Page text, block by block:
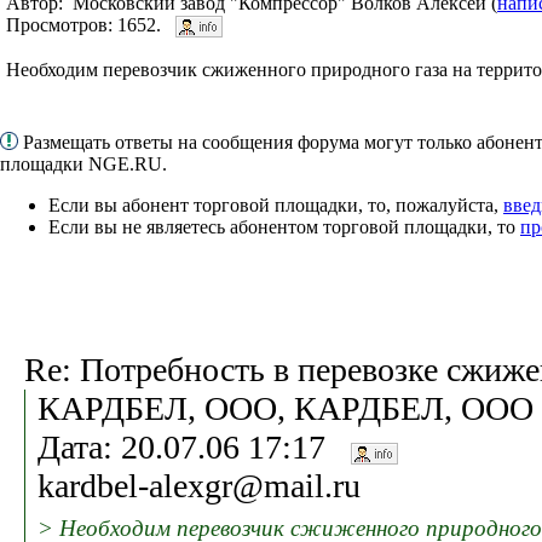
Просмотров: 1652.
Необходим перевозчик сжиженного природного газа на
Размещать ответы на сообщения форума могут только
площадки NGE.RU.
Если вы абонент торговой площадки, то, пожалуйста,
Если вы не являетесь абонентом торговой площадки, то
Re: Потребность в перевозке
КАРДБЕЛ, ООО, КАРДБЕЛ, ООО
Дата: 20.07.06 17:17
kardbel-alexgr@mail.ru
> Необходим перевозчик сжиженного